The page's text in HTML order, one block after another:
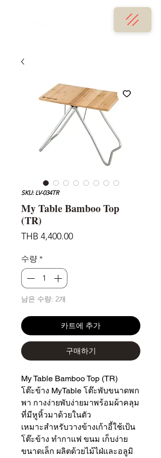
SKU: LV-034TR
My Table Bamboo Top
(TR)
THB 4,400.00가
수량 *
남은 수량: 2개
카트에 추가
구매하기
My Table Bamboo Top (TR)
โต๊ะข้าง MyTable โต๊ะพับขนาดพก
พา กางง่ายพับง่ายมาพร้อมผ้าคลุม
ที่มีหูหิ้วมาด้วยในตัว
เหมาะสำหรับวางข้างเก้าอี้ใช้เป้น
โต๊ะข้าง ทำกาแฟ ขนม เก็บง่าย
ขนาดเล็ก ผลิตด้วยไม้ไฝ่และอลูมิ